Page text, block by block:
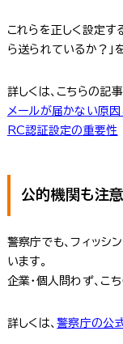
これらを正しく設定す
ら送られているか？」
詳しくは、こちらの記
メールが届かない原
RC認証設定の重要性
公的機関も注
警察庁でも、フィッシ
います。
企業・個人問わず、こ
詳しくは、警察庁の公式